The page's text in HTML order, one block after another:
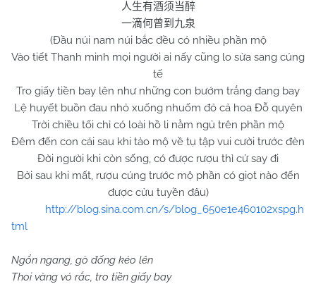
人生有酒须当醉
一滴何曾到九泉
(Đầu núi nam núi bắc đều có nhiều phần mộ
Vào tiết Thanh minh mọi người ai nấy cũng lo sửa sang cúng
tế
Tro giấy tiền bay lên như những con bướm trắng đang bay
Lệ huyết buồn đau nhỏ xuống nhuốm đỏ cả hoa Đỗ quyên
Trời chiều tối chỉ có loài hồ li nằm ngủ trên phần mộ
Đêm đến con cái sau khi tảo mộ về tụ tập vui cười trước đèn
Đời người khi còn sống, có được rượu thì cứ say đi
Bởi sau khi mất, rượu cúng trước mộ phần có giọt nào đến
được cửu tuyền đâu)
http://blog.sina.com.cn/s/blog_650e1e460102xspg.h
tml
Ngổn ngang, gò đống kéo lên
Thoi vàng vó rắc, tro tiền giấy bay